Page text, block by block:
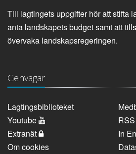
Till lagtingets uppgifter hör att stifta
anta landskapets budget samt att
övervaka landskapsregeringen.
Genvägar
Lagtingsbiblioteket
Youtube
RSS
Extranät
In
Om cookies